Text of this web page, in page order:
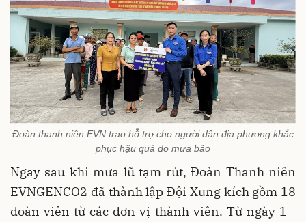
Đoàn thanh niên EVN trao hỗ trợ cho người dân địa phương khắc
phục hậu quả do mưa bão
Ngay sau khi mưa lũ tạm rút, Đoàn Thanh niên
EVNGENCO2 đã thành lập Đội Xung kích gồm 18
đoàn viên từ các đơn vị thành viên. Từ ngày 1 -